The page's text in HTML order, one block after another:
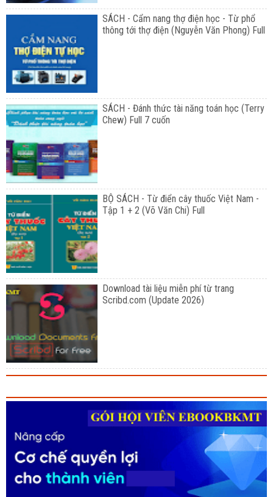
SÁCH - Cẩm nang thợ điện học - Từ phổ
thông tới thợ điện (Nguyễn Văn Phong) Full
SÁCH - Đánh thức tài năng toán học (Terry
Chew) Full 7 cuốn
BỘ SÁCH - Từ điển cây thuốc Việt Nam -
Tập 1 + 2 (Võ Văn Chi) Full
Download tài liệu miễn phí từ trang
Scribd.com (Update 2026)